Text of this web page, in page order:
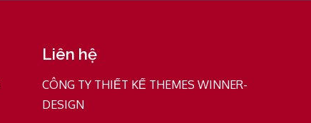
Liên hệ
CÔNG TY THIẾT KẾ THEMES WINNER-
DESIGN